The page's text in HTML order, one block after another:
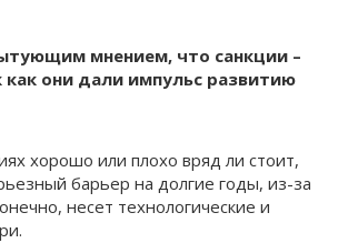
мнением, что санкции –
как они дали импульс развитию
хорошо или плохо вряд ли стоит,
барьер на долгие годы, из-за
несет технологические и